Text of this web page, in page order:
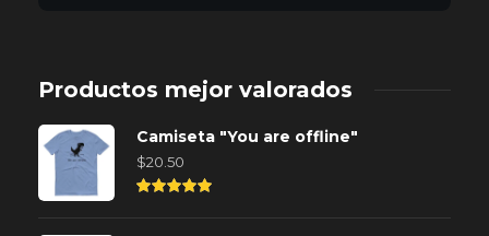
Productos mejor valorados
Camiseta "You are offline"
$20.50